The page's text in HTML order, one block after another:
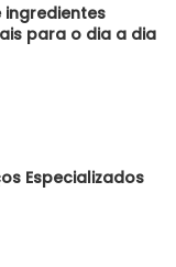
ingredientes
para o dia a dia
Especializados